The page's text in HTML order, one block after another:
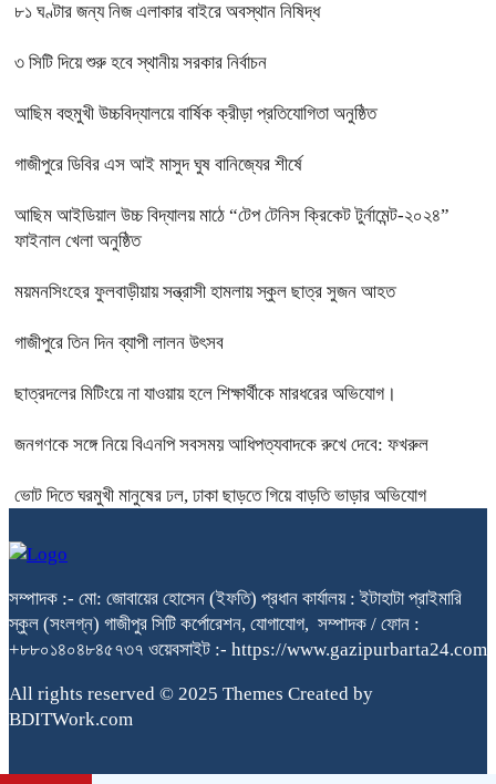
৮১ ঘণ্টার জন্য নিজ এলাকার বাইরে অবস্থান নিষিদ্ধ
৩ সিটি দিয়ে শুরু হবে স্থানীয় সরকার নির্বাচন
আছিম বহুমুখী উচ্চবিদ্যালয়ে বার্ষিক ক্রীড়া প্রতিযোগিতা অনুষ্ঠিত
গাজীপুরে ডিবির এস আই মাসুদ ঘুষ বানিজ্যের শীর্ষে
আছিম আইডিয়াল উচ্চ বিদ্যালয় মাঠে “টেপ টেনিস ক্রিকেট টুর্নামেন্ট-২০২৪”
ফাইনাল খেলা অনুষ্ঠিত
ময়মনসিংহের ফুলবাড়ীয়ায় সন্ত্রাসী হামলায় স্কুল ছাত্র সুজন আহত
গাজীপুরে তিন দিন ব্যাপী লালন উৎসব
ছাত্রদলের মিটিংয়ে না যাওয়ায় হলে শিক্ষার্থীকে মারধরের অভিযোগ।
জনগণকে সঙ্গে নিয়ে বিএনপি সবসময় আধিপত্যবাদকে রুখে দেবে: ফখরুল
ভোট দিতে ঘরমুখী মানুষের ঢল, ঢাকা ছাড়তে গিয়ে বাড়তি ভাড়ার অভিযোগ
সম্পাদক :- মো: জোবায়ের হোসেন (ইফতি) প্রধান কার্যালয় : ইটাহাটা প্রাইমারি
স্কুল (সংলগ্ন) গাজীপুর সিটি কর্পোরেশন, যোগাযোগ, সম্পাদক / ফোন :
+৮৮০১৪০৪৮৪৫৭৩৭ ওয়েবসাইট :- https://www.gazipurbarta24.com
All rights reserved © 2025 Themes Created by
BDITWork.com